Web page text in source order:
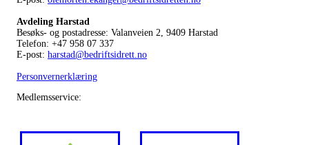
Avdeling Harstad
Besøks- og postadresse: Valanveien 2, 9409 Harstad
Telefon: +47 958 07 337
E-post: harstad@bedriftsidrett.no
Personvernerklæring
Medlemsservice: